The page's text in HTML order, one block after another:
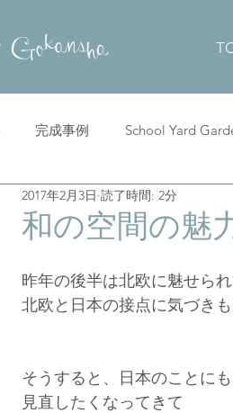
完成事例 School Yard
和の空間の魅
2017年2月3日 読了時間: 2分
昨年の後半は北欧に魅せら
北欧と日本の接点に気づき
そうすると、日本のことに
見直したくなってきて